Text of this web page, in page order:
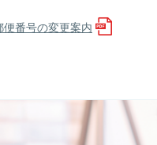
番号の変更案内